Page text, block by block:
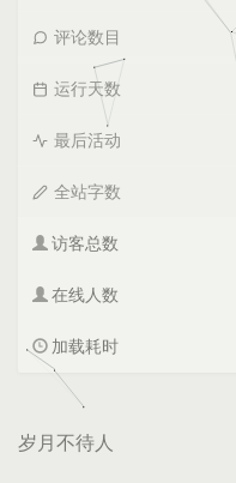
评论数目
运行天数
最后活动
全站字数
访客总数
在线人数
加载耗时
岁月不待人